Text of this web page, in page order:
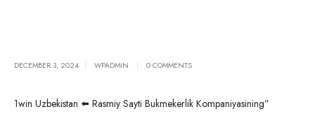
DECEMBER 3, 2024 WPADMIN 0 COMMENTS
1win Uzbekistan ⬅️ Rasmiy Sayti Bukmekerlik Kompaniyasining”